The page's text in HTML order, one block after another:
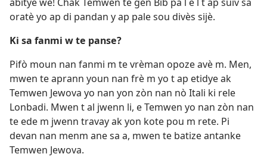
oratè yo ap di pandan y ap pale sou divès sijè.
Ki sa fanmi w te panse?
Pifò moun nan fanmi m te vrèman opoze avè m. Men,
mwen te aprann youn nan frè m yo t ap etidye ak
Temwen Jewova yo nan yon zòn nan nò Itali ki rele
Lonbadi. Mwen t al jwenn li, e Temwen yo nan zòn nan
te ede m jwenn travay ak yon kote pou m rete. Pi
devan nan menm ane sa a, mwen te batize antanke
Temwen Jewova.